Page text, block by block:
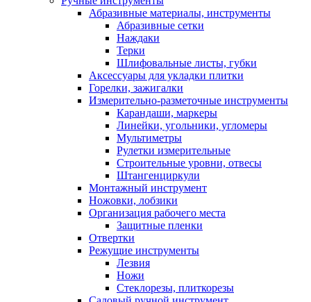
Абразивные материалы, инструменты
Абразивные сетки
Наждаки
Терки
Шлифовальные листы, губки
Аксессуары для укладки плитки
Горелки, зажигалки
Измерительно-разметочные инструменты
Карандаши, маркеры
Линейки, угольники, угломеры
Мультиметры
Рулетки измерительные
Строительные уровни, отвесы
Штангенциркули
Монтажный инструмент
Ножовки, лобзики
Организация рабочего места
Защитные пленки
Отвертки
Режущие инструменты
Лезвия
Ножи
Стеклорезы, плиткорезы